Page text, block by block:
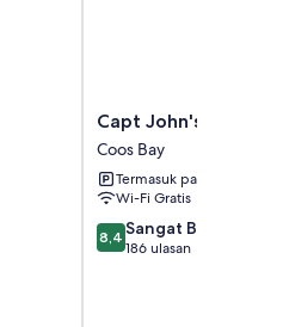
Capt
John's
Motel
Coos
Bay
Capt John's Motel
Coos Bay
Termasuk parkir
Wi-Fi Gratis
8.4
dari
8,4 Sangat Baik
186 ulasan